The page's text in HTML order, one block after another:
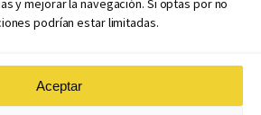
y mejorar la navegación. Si optas por no
podrían estar limitadas.
Aceptar